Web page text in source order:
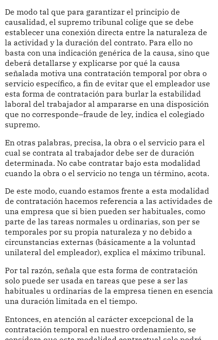
De modo tal que para garantizar el principio de
causalidad, el supremo tribunal colige que se debe
establecer una conexión directa entre la naturaleza de
la actividad y la duración del contrato. Para ello no
basta con una indicación genérica de la causa, sino que
deberá detallarse y explicarse por qué la causa
señalada motiva una contratación temporal por obra o
servicio específico, a fin de evitar que el empleador use
esta forma de contratación para burlar la estabilidad
laboral del trabajador al ampararse en una disposición
que no corresponde–fraude de ley, indica el colegiado
supremo.
En otras palabras, precisa, la obra o el servicio para el
cual se contrata al trabajador debe ser de duración
determinada. No cabe contratar bajo esta modalidad
cuando la obra o el servicio no tenga un término, acota.
De este modo, cuando estamos frente a esta modalidad
de contratación hacemos referencia a las actividades de
una empresa que si bien pueden ser habituales, como
parte de las tareas normales u ordinarias, son per se
temporales por su propia naturaleza y no debido a
circunstancias externas (básicamente a la voluntad
unilateral del empleador), explica el máximo tribunal.
Por tal razón, señala que esta forma de contratación
solo puede ser usada en tareas que pese a ser las
habituales u ordinarias de la empresa tienen en esencia
una duración limitada en el tiempo.
Entonces, en atención al carácter excepcional de la
contratación temporal en nuestro ordenamiento, se